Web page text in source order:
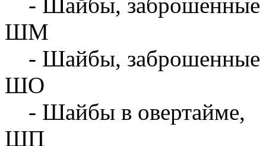
ШМ
- Шайбы, заброшенные
ШО
- Шайбы в овертайме,
ШП